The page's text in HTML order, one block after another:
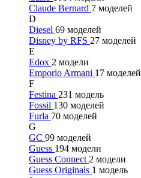
Claude Bernard 7 моделей
D
Diesel 69 моделей
Disney by RFS 27 моделей
E
Edox 2 модели
Emporio Armani 17 моделей
F
Festina 231 модель
Fossil 130 моделей
Furla 70 моделей
G
GC 99 моделей
Guess 194 модели
Guess Connect 2 модели
Guess Originals 1 модель